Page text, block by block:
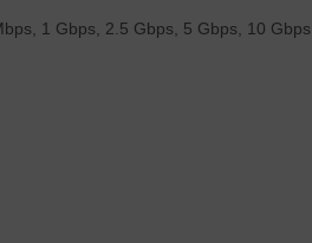
1 Gbps, 2.5 Gbps, 5 Gbps, 10 Gbps